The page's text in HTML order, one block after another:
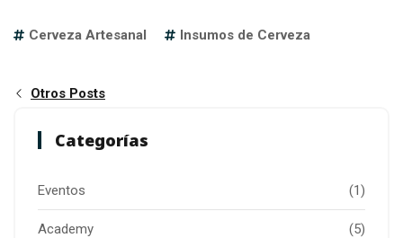
Cerveza Artesanal Insumos de Cerveza
Otros Posts
Categorías
Eventos (1)
Academy (5)